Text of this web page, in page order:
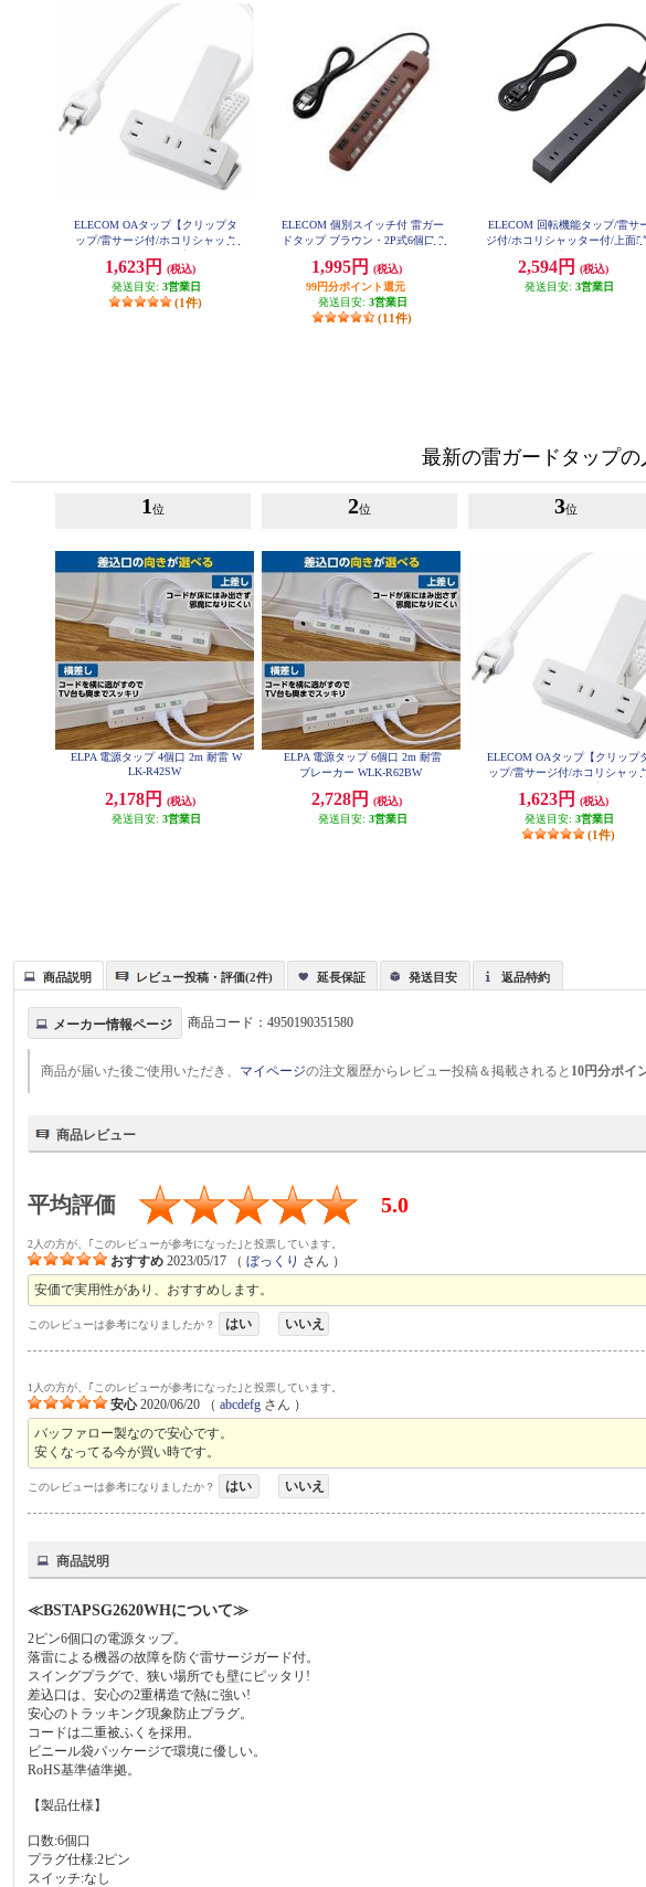
ELECOM OAタップ【クリップタ
ップ/雷サージ付/ホコリシャッタ
ホワイト】 T-KF03-2325WH
1,623円
(税込)
発送目安: 3営業日
(1件)
ELECOM 個別スイッチ付 雷ガー
ドタップ ブラウン・2P式6個口 2
1,995円
(税込)
99円分ポイント還元
発送目安: 3営業日
(11件)
ELECOM 回転機能タップ/雷サ
ジ付/ホコリシャッター付/上面5
ック T-KF04-21020BK
2,594円
(税込)
発送目安: 3営業日
最新の雷ガードタップの
1 位
ELPA 電源タップ 4個口 2m 耐雷 W
LK-R42SW
2,178円
(税込)
発送目安: 3営業日
2位
ELPA 電源タップ 6個口 2m 耐雷
ブレーカー WLK-R62BW
2,728円
(税込)
発送目安: 3営業日
3位
ELECOM OAタップ【クリップ
ップ/雷サージ付/ホコリシャッ
ホワイト】 T-KF03-2325WH
1,623円
(税込)
発送目安: 3営業日
(1件)
商品説明 レビュー投稿・評価(2件) 延長保証 発送目安 返品特約
メーカー情報ページ 商品コード：4950190351580
商品が届いた後ご使用いただき、 マイページの注文履歴からレビュー投稿＆掲載されると 10円分ポイ
商品レビュー
平均評価 5.0
2人の方が、｢このレビューが参考になった｣と投票しています。
おすすめ 2023/05/17 （ぼっくり さん ）
安価で実用性があり、おすすめします。
このレビューは参考になりましたか？ はい いいえ
1人の方が、｢このレビューが参考になった｣と投票しています。
安心 2020/06/20 （abcdefg さん ）
バッファロー製なので安心です。
安くなってる今が買い時です。
このレビューは参考になりましたか？ はい いいえ
商品説明
≪BSTAPSG2620WHについて≫
2ピン6個口の電源タップ。
落雷による機器の故障を防ぐ雷サージガード付。
スイングプラグで、狭い場所でも壁にピッタリ!
差込口は、安心の2重構造で熱に強い!
安心のトラッキング現象防止プラグ。
コードは二重被ふくを採用。
ビニール袋パッケージで環境に優しい。
RoHS基準値準拠。
【製品仕様】
口数:6個口
プラグ仕様:2ピン
スイッチ:なし